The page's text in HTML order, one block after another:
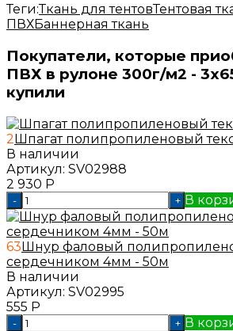
Теги:Ткань для тентовТентовая
ПВХБаннерная ткань
Покупатели, которые
ПВХ в рулоне 300г/м2 -
купили
2Шпагат полипропиленовый
В наличии
Артикул: SV02988
2 930 Р
- + В
63Шнур фаловый
сердечником 4мм - 50м
В наличии
Артикул: SV02995
555 Р
- + В